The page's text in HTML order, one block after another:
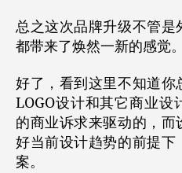
总之这次品牌升级不管是
都带来了焕然一新的感觉。
好了，看到这里不知道你
LOGO设计和其它商业设
的商业诉求来驱动的，
好当前设计趋势的前提
案。